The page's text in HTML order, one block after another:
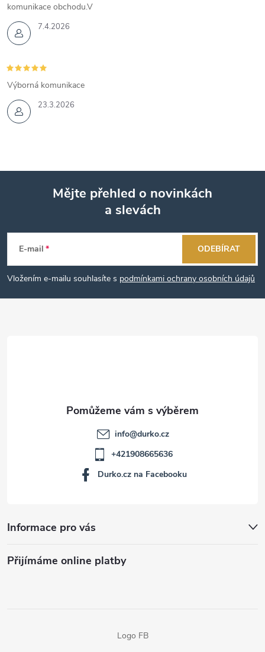
7.4.2026
komunikace obchodu.V
23.3.2026
Výborná komunikace
p
a
Mějte přehled o novinkách
a slevách
E-mail
Vložením e-mailu souhlasíte s podmínkami ochrany osobních údajů
ODEBÍRAT
Informace pro vás
Přijímáme online platby
info@durko.cz
+421908665636
Durko.cz na Facebooku
Logo FB